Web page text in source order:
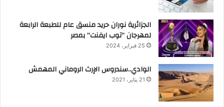
الجزائرية نوران حريد منسق عام للطبعة الرابعة
لمهرجان “توب ايفنت” بمصر
25 فبراير، 2024
الوادي..سندروس الإرث الروماني المهمش
21 يناير، 2021